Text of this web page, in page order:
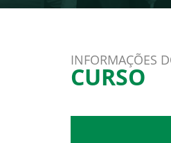
INFORMAÇÕES
CURSO